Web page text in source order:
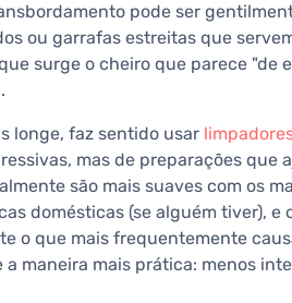
pode ser
ou garrafas estreitas que
surge o cheiro que parece "de
longe, faz sentido usar
mas de preparações que
são mais suaves com os
domésticas (se alguém tiver),
o que mais frequentemente
maneira mais prática: menos